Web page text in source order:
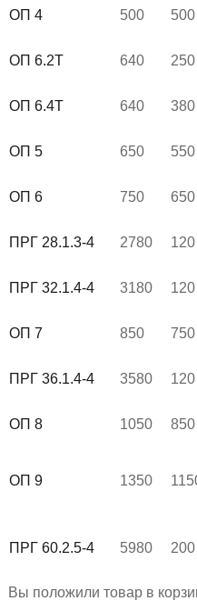
ОП 4 500 500
ОП 6.2Т 640 250
ОП 6.4Т 640 380
ОП 5 650 550
ОП 6 750 650
ПРГ 28.1.3-4 2780 120
ПРГ 32.1.4-4 3180 120
ОП 7 850 750
ПРГ 36.1.4-4 3580 120
ОП 8 1050 850
ОП 9 1350
ПРГ 60.2.5-4 5980 200
Вы положили товар в